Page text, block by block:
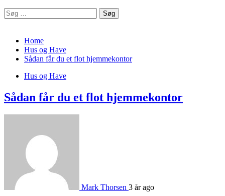
Søg
efter:
Home
Hus og Have
Sådan får du et flot hjemmekontor
Hus og Have
Sådan får du et flot hjemmekontor
Mark Thorsen 3 år ago